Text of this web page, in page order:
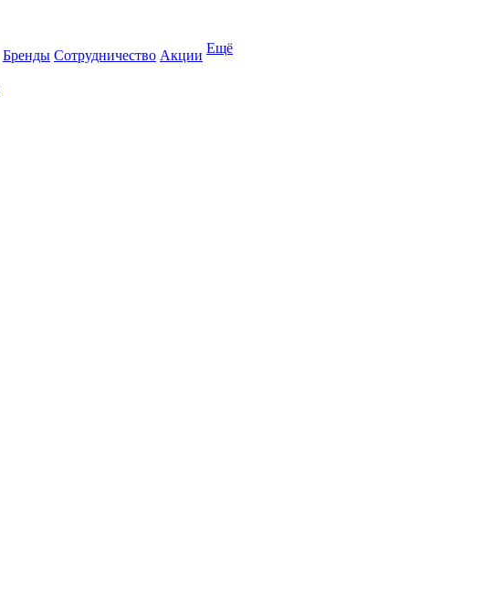
Бренды Сотрудничество Акции Ещё